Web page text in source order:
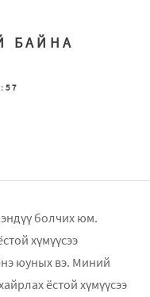
БАЙНА
болчих юм.
хүмүүсээ
юуных вэ. Миний
ёстой хүмүүсээ